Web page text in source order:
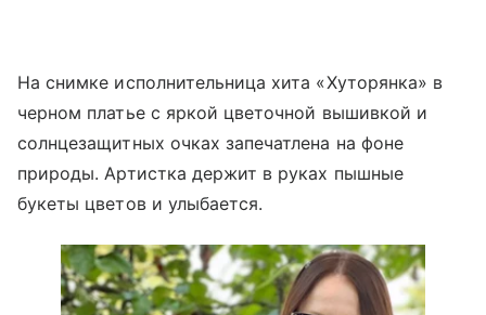
На снимке исполнительница хита «Хуторянка» в
черном платье с яркой цветочной вышивкой и
солнцезащитных очках запечатлена на фоне
природы. Артистка держит в руках пышные
букеты цветов и улыбается.